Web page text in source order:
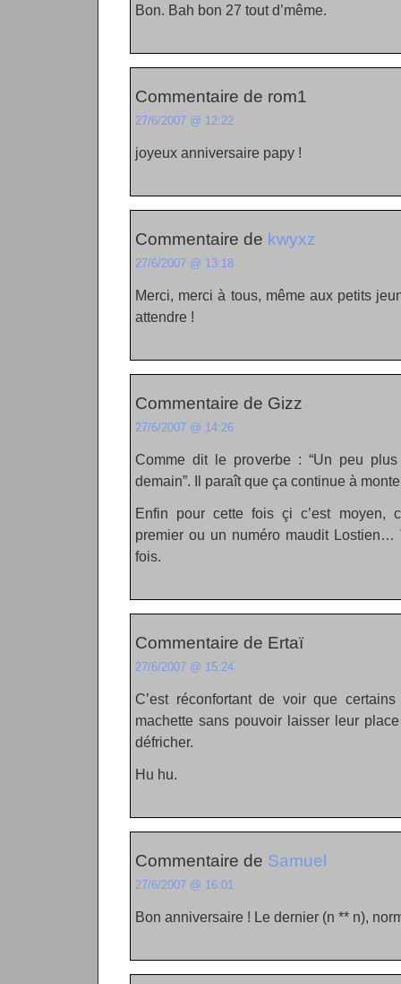
Bon. Bah bon 27 tout d’même.
Commentaire de rom1
27/6/2007 @ 12:22
joyeux anniversaire papy !
Commentaire de kwyxz
27/6/2007 @ 13:18
Merci, merci à tous, même aux petits
attendre !
Commentaire de Gizz
27/6/2007 @ 14:26
Comme dit le proverbe : “Un peu
demain”. Il paraît que ça continue à
Enfin pour cette fois çi c’est moyen,
premier ou un numéro maudit Lostien…
fois.
Commentaire de Ertaï
27/6/2007 @ 15:24
C’est réconfortant de voir que
machette sans pouvoir laisser leur
défricher.
Hu hu.
Commentaire de Samuel
27/6/2007 @ 16:01
Bon anniversaire ! Le dernier (n ** n),